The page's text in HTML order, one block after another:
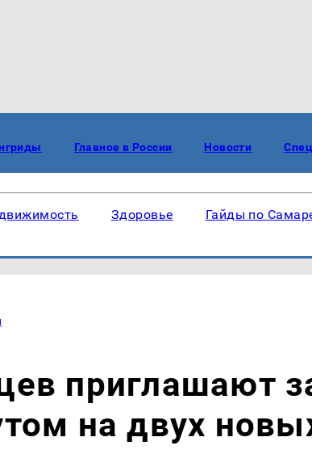
Главное в России Новости
Здоровье Гайды по
приглашают
на двух